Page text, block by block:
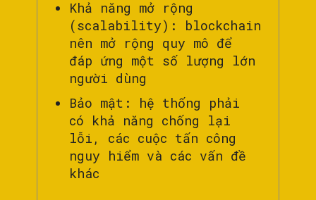
Khả năng mở rộng
(scalability): blockchain
nên mở rộng quy mô để
đáp ứng một số lượng lớn
người dùng
Bảo mật: hệ thống phải
có khả năng chống lại
lỗi, các cuộc tấn công
nguy hiểm và các vấn đề
khác